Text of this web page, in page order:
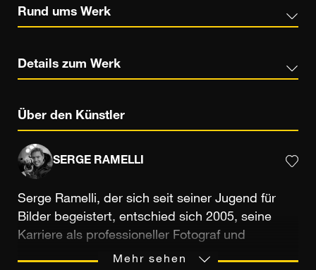
Rund ums Werk
Details zum Werk
Über den Künstler
SERGE RAMELLI
Serge Ramelli, der sich seit seiner Jugend für
Bilder begeistert, entschied sich 2005, seine
Karriere als professioneller Fotograf und
Filmproduzent diesem Bereich zu widmen. Sein
Mehr sehen